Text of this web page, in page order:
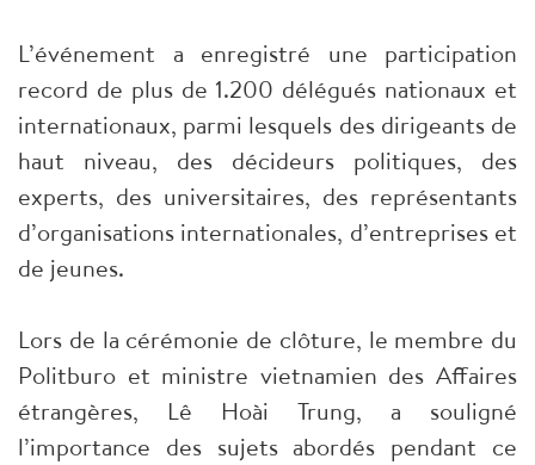
L’événement a enregistré une participation
record de plus de 1.200 délégués nationaux et
internationaux, parmi lesquels des dirigeants de
haut niveau, des décideurs politiques, des
experts, des universitaires, des représentants
d’organisations internationales, d’entreprises et
de jeunes.
Lors de la cérémonie de clôture, le membre du
Politburo et ministre vietnamien des Affaires
étrangères, Lê Hoài Trung, a souligné
l’importance des sujets abordés pendant ce